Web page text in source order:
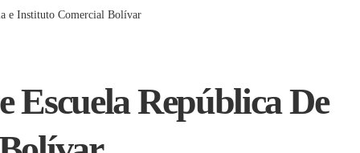
e Instituto Comercial Bolívar
Escuela República De